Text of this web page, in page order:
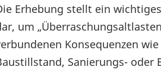
Erhebung stellt ein
um
Konsequenzen
Sanierungs- oder